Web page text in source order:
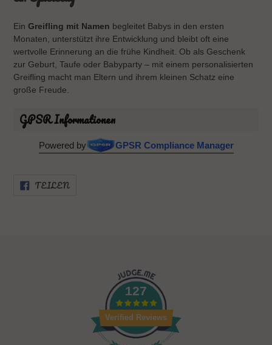
Ein Greifling mit Namen begleitet Babys in den ersten
Monaten, unterstützt ihre Entwicklung und bleibt oft eine
wertvolle Erinnerung an die frühe Kindheit. Ob als Geschenk
zur Geburt, Taufe oder Babyparty – mit einem personalisierten
Greifling macht man Eltern und ihrem kleinen Schatz eine
große Freude.
GPSR Informationen
Powered by GPSR Compliance Manager
TEILENFACEBOOK
127
Verified Reviews